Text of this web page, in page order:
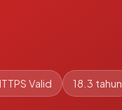
Valid 18.3 tahun